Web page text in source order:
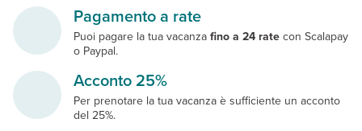
Pagamento a rate
Puoi pagare la tua vacanzafino a 24 ratecon Scalapay
o Paypal.
Acconto 25%
Per prenotare la tua vacanza è sufficiente un acconto
del 25%.